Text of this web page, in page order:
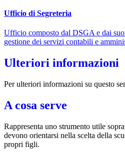
Ufficio di Segreteria
Ufficio composto dal DSGA e dai
gestione dei servizi contabili e
Ulteriori informazioni
Per ulteriori informazioni su questo
A cosa serve
Rappresenta uno strumento utile
devono orientarsi nella scelta della
propri figli.